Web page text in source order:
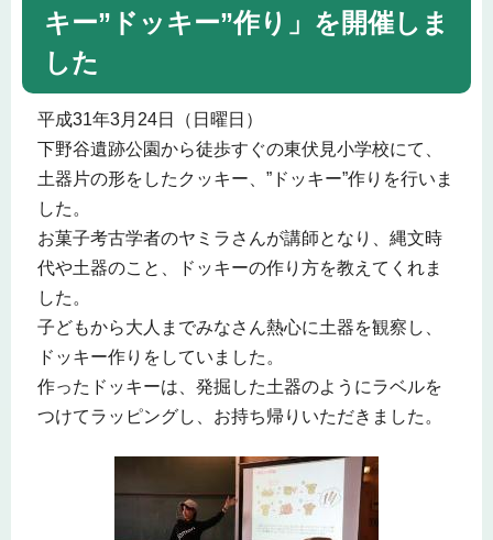
キー”ドッキー”作り」を開催しま
した
平成31年3月24日（日曜日）
下野谷遺跡公園から徒歩すぐの東伏見小学校にて、
土器片の形をしたクッキー、”ドッキー”作りを行いま
した。
お菓子考古学者のヤミラさんが講師となり、縄文時
代や土器のこと、ドッキーの作り方を教えてくれま
した。
子どもから大人までみなさん熱心に土器を観察し、
ドッキー作りをしていました。
作ったドッキーは、発掘した土器のようにラベルを
つけてラッピングし、お持ち帰りいただきました。